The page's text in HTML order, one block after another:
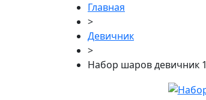
Главная
>
Девичник
>
Набор шаров девичник 1